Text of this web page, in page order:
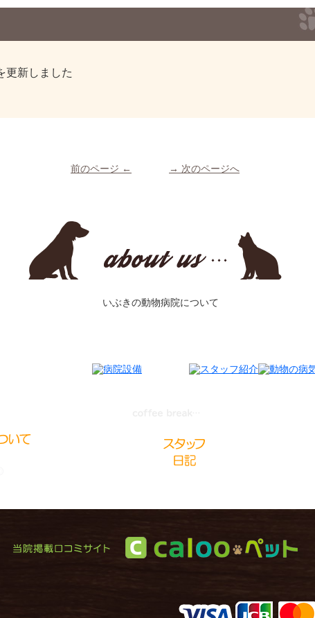
更新しました
前のページ ← → 次のページへ